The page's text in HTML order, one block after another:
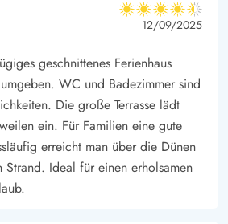
4.5 von 5
4.5 von 5
4.5 out of 5
12/09/2025
geschnittenes Ferienhaus
WC und Badezimmer sind
Die große Terrasse lädt
ein. Für Familien eine gute
erreicht man über die Dünen
Strand. Ideal für einen erholsamen